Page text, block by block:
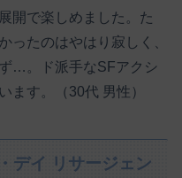
開で楽しめました。た
ったのはやはり寂しく、
…。ド派手なSFアクシ
ます。（30代 男性）
デイ リサージェン